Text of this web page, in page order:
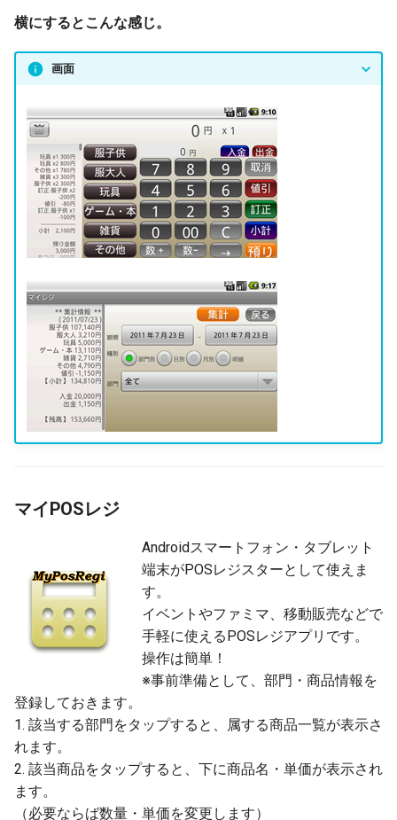
横にするとこんな感じ。
画面
マイPOSレジ
Androidスマートフォン・タブレット
端末がPOSレジスターとして使えま
す。
イベントやファミマ、移動販売などで
手軽に使えるPOSレジアプリです。
操作は簡単！
※事前準備として、部門・商品情報を
登録しておきます。
1. 該当する部門をタップすると、属する商品一覧が表示さ
れます。
2. 該当商品をタップすると、下に商品名・単価が表示され
ます。
（必要ならば数量・単価を変更します）